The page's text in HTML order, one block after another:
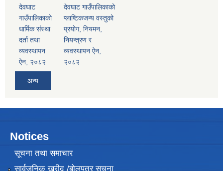
देवघाट
गाउँपालिकाको
धार्मिक संस्था
दर्ता तथा
व्यवस्थापन
ऐन, २०८२
देवघाट गाउँपालिकाको
प्लाष्टिकजन्य वस्तुको
प्रयोग, नियमन,
नियन्त्रण र
व्यवस्थापन ऐन,
२०८२
अन्य
Notices
सूचना तथा समाचार
सार्वजनिक खरीद /बोलपत्र सूचना